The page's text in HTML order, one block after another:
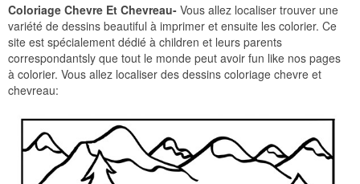
Coloriage Chevre Et Chevreau- Vous allez localiser trouver une
variété de dessins beautiful à imprimer et ensuite les colorier. Ce
site est spécialement dédié à children et leurs parents
correspondantsly que tout le monde peut avoir fun like nos pages
à colorier. Vous allez localiser des dessins coloriage chevre et
chevreau: